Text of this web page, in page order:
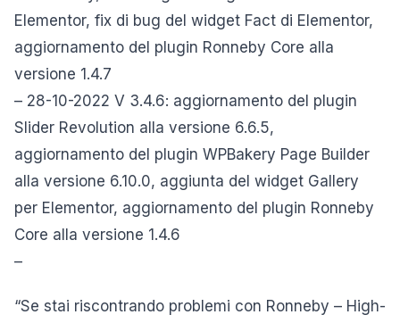
Elementor, fix di bug del widget Fact di Elementor,
aggiornamento del plugin Ronneby Core alla
versione 1.4.7
– 28-10-2022 V 3.4.6: aggiornamento del plugin
Slider Revolution alla versione 6.6.5,
aggiornamento del plugin WPBakery Page Builder
alla versione 6.10.0, aggiunta del widget Gallery
per Elementor, aggiornamento del plugin Ronneby
Core alla versione 1.4.6
–
“Se stai riscontrando problemi con Ronneby – High-